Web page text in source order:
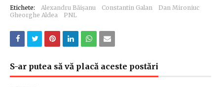
Etichete: Alexandru Băișanu Constantin Galan
Dan Mironiuc
Gheorghe Aldea
PNL
S-ar putea să vă placă aceste postări